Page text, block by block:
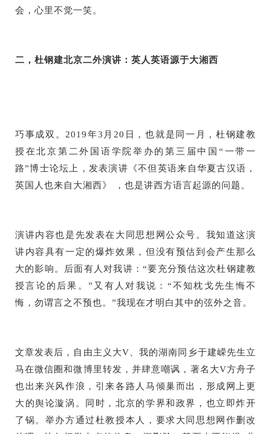
会，心里不觉一笑。
二，杜钢建北京二外演讲：英人英语源于大湘西
巧事成双。2019年3月20日，也就是同一月，杜钢建教
授在北京第二外国语学院举办的第三届中国“一带一
路”博士论坛上，发表演讲《不但英语来自华夏古汉语，
英国人也来自大湘西》 ，也是讲西方语言起源的问题。
演讲内容也是先发表在大同思想网公众号。我知道这演
讲内容具有一定的爆炸效果，但没有预估到会产生那么
大的影响。后面有人对我讲：“要充分预估这次杜钢建教
授言论的后果。”又有人对我说：“不知枕戈先生悔不
悔，勿谓言之不预也。”我现在才明白其中的弦外之音。
文章发表后，自由主义大V、我的湖南同乡于建嵘先生立
马在微信圈和微博里转发，并肆意嘲讽，著名大V方舟子
也出来兴风作浪，引来各路人马倾巢而出，形成网上更
大的舆论漩涡。同时，北京的学界和政界，也立即炸开
了锅。举办方通过杜教授本人，要求大同思想网作删改